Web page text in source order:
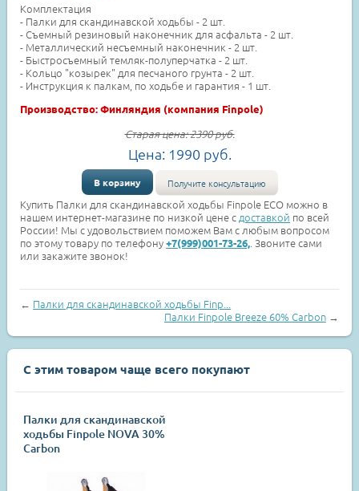
Комплектация
- Палки для скандинавской ходьбы - 2 шт.
- Съемный резиновый наконечник для асфальта - 2 шт.
- Металлический несъемный наконечник - 2 шт.
- Быстросъемный темляк-полуперчатка - 2 шт.
- Кольцо "козырек" для песчаного грунта - 2 шт.
- Инструкция к палкам, по ходьбе и гарантия - 1 шт.
Производство: Финляндия (компания Finpole)
Старая цена:2390руб.
Цена: 1990 руб.
В корзину Получите консультацию
Купить Палки для скандинавской ходьбы Finpole ECO можно в
нашем интернет-магазине по низкой цене сдоставкой по всей
России! Мы с удовольствием поможем Вам с любым вопросом
по этому товару по телефону+7(999)001-73-26,. Звоните сами
или закажите звонок!
← Палки для скандинавской ходьбы Finp...
Палки Finpole Breeze 60% Carbon→
С этим товаром чаще всего покупают
Палки для скандинавской
ходьбы Finpole NOVA 30%
Carbon